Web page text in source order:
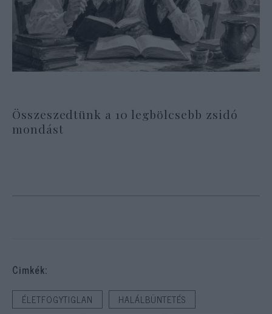
Összeszedtünk a 10 legbölcsebb zsidó
mondást
Cimkék:
ÉLETFOGYTIGLAN
HALÁLBÜNTETÉS